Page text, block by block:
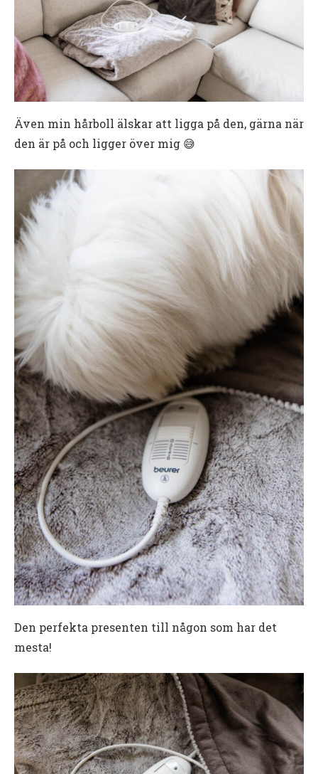
Även min hårboll älskar att ligga på den, gärna när
den är på och ligger över mig 😅
Den perfekta presenten till någon som har det
mesta!